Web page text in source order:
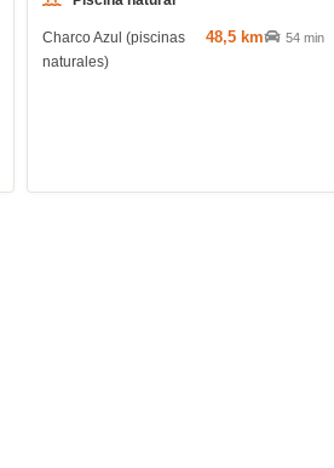
Charco Azul (piscinas
naturales)
48,5 km 54 min